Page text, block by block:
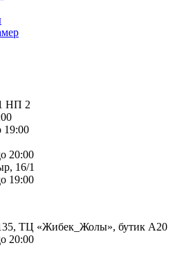
НП 2
19:00
20:00
16/1
19:00
ТЦ «Жибек_Жолы», бутик А20
20:00